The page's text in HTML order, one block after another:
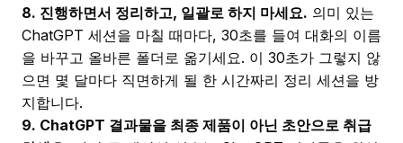
8. 진행하면서 정리하고, 일괄로 하지 마세요. 의미 있는
ChatGPT 세션을 마칠 때마다, 30초를 들여 대화의 이름
을 바꾸고 올바른 폴더로 옮기세요. 이 30초가 그렇지 않
으면 몇 달마다 직면하게 될 한 시간짜리 정리 세션을 방
지합니다.
9. ChatGPT 결과물을 최종 제품이 아닌 초안으로 취급